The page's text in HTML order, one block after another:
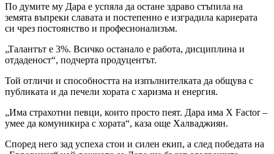
По думите му Дара е успяла да остане здраво стъпила на
земята въпреки славата и постепенно е изградила кариерата
си чрез постоянство и професионализъм.
„Талантът е 3%. Всичко останало е работа, дисциплина и
отдаденост“, подчерта продуцентът.
Той отличи и способността на изпълнителката да общува с
публиката и да печели хората с харизма и енергия.
„Има страхотни певци, които просто пеят. Дара има X Factor –
умее да комуникира с хората“, каза още Халваджиян.
Според него зад успеха стои и силен екип, а след победата на